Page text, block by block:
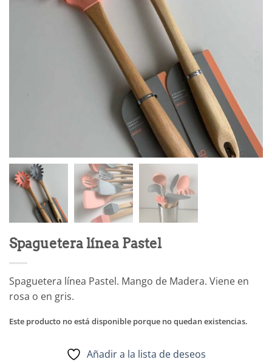
Spaguetera línea Pastel
Spaguetera línea Pastel. Mango de Madera. Viene en
rosa o en gris.
Este producto no está disponible porque no quedan existencias.
Añadir a la lista de deseos